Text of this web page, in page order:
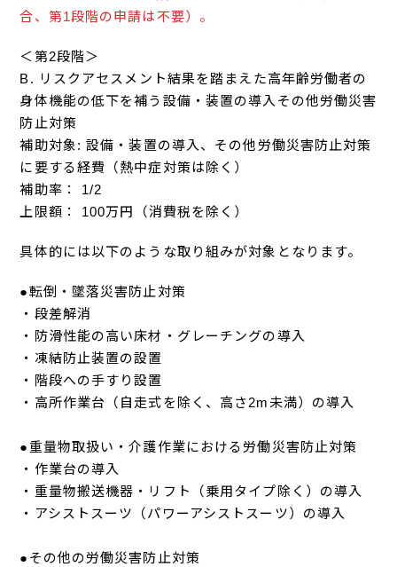
合、第1段階の申請は不要）。
＜第2段階＞
B. リスクアセスメント結果を踏まえた高年齢労働者の
身体機能の低下を補う設備・装置の導入その他労働災害
防止対策
補助対象: 設備・装置の導入、その他労働災害防止対策
に要する経費（熱中症対策は除く）
補助率： 1/2
上限額： 100万円（消費税を除く）
具体的には以下のような取り組みが対象となります。
●転倒・墜落災害防止対策
・段差解消
・防滑性能の高い床材・グレーチングの導入
・凍結防止装置の設置
・階段への手すり設置
・高所作業台（自走式を除く、高さ2m未満）の導入
●重量物取扱い・介護作業における労働災害防止対策
・作業台の導入
・重量物搬送機器・リフト（乗用タイプ除く）の導入
・アシストスーツ（パワーアシストスーツ）の導入
●その他の労働災害防止対策